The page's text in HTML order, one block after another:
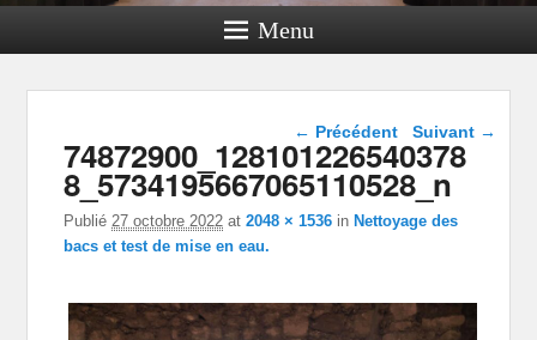
Menu
Navigation dans les
images
← Précédent Suivant →
74872900_128101226540378
8_5734195667065110528_n
Publié 27 octobre 2022 at2048 × 1536 inNettoyage des
bacs et test de mise en eau.